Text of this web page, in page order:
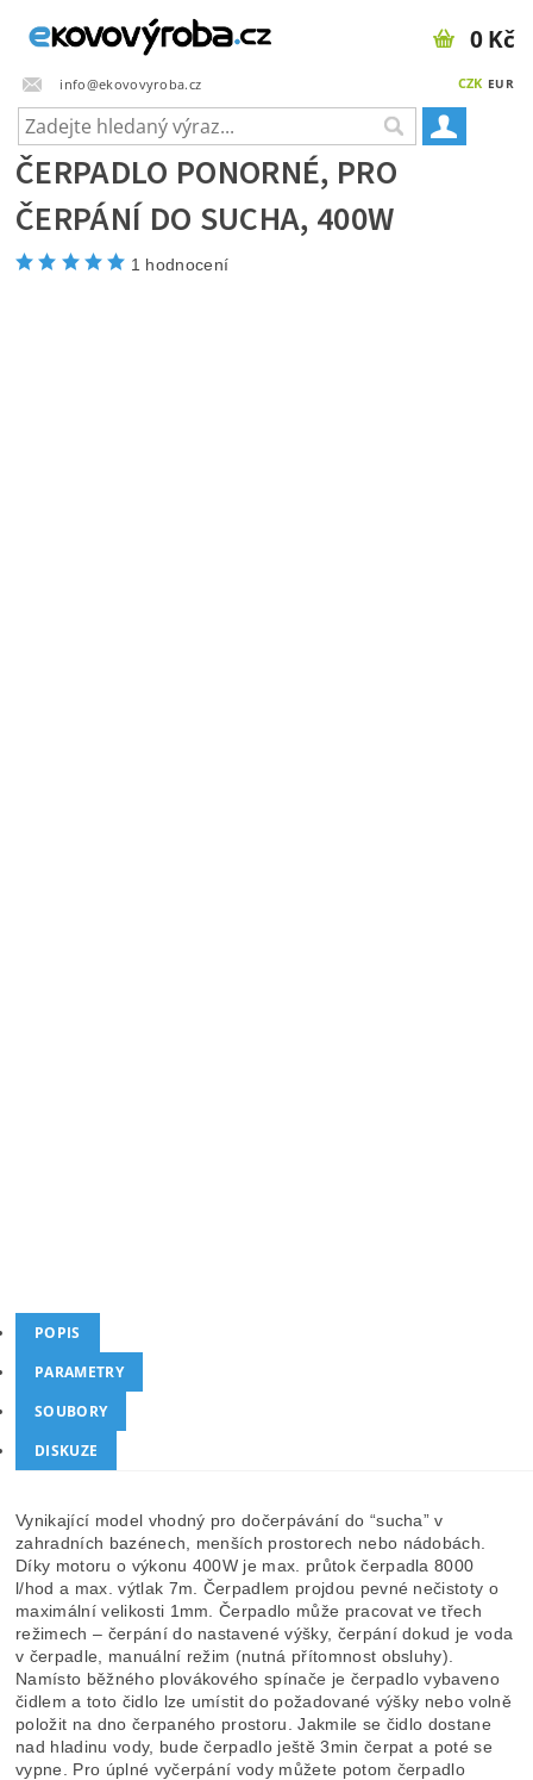
info@ekovovyroba.cz CZK EUR
0 Kč
ČERPADLO PONORNÉ, PRO
ČERPÁNÍ DO SUCHA, 400W
1 hodnocení
POPIS
PARAMETRY
SOUBORY
DISKUZE
Vynikající model vhodný pro dočerpávání do “sucha” v
zahradních bazénech, menších prostorech nebo nádobách.
Díky motoru o výkonu 400W je max. průtok čerpadla 8000
l/hod a max. výtlak 7m. Čerpadlem projdou pevné nečistoty o
maximální velikosti 1mm. Čerpadlo může pracovat ve třech
režimech – čerpání do nastavené výšky, čerpání dokud je voda
v čerpadle, manuální režim (nutná přítomnost obsluhy).
Namísto běžného plovákového spínače je čerpadlo vybaveno
čidlem a toto čidlo lze umístit do požadované výšky nebo volně
položit na dno čerpaného prostoru. Jakmile se čidlo dostane
nad hladinu vody, bude čerpadlo ještě 3min čerpat a poté se
vypne. Pro úplné vyčerpání vody můžete potom čerpadlo